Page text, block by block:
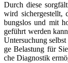
Durch die­se
wird sicher­ge­stellt,
bungs­los und mit
ge­führt wer­den
Unter­su­chung
ge Belas­tung für
che Dia­gnos­tik